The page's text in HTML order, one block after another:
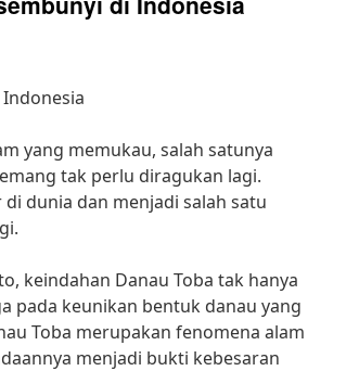
yang memukau, salah satunya
tak perlu diragukan lagi.
dunia dan menjadi salah satu
keindahan Danau Toba tak hanya
pada keunikan bentuk danau yang
Toba merupakan fenomena alam
menjadi bukti kebesaran